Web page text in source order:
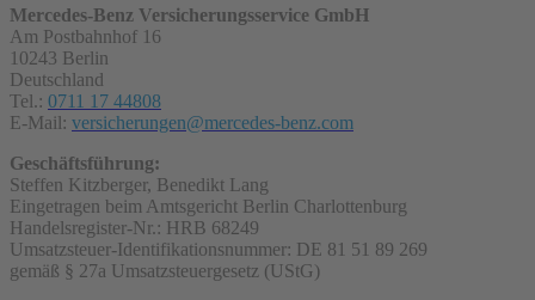
Mercedes-Benz Versicherungsservice GmbH
Am Postbahnhof 16
10243 Berlin
Deutschland
Tel.: 0711 17 44808
E-Mail: versicherungen@mercedes-benz.com
Geschäftsführung:
Steffen Kitzberger, Benedikt Lang
Eingetragen beim Amtsgericht Berlin Charlottenburg
Handelsregister-Nr.: HRB 68249
Umsatzsteuer-Identifikationsnummer: DE 81 51 89 269
gemäß § 27a Umsatzsteuergesetz (UStG)